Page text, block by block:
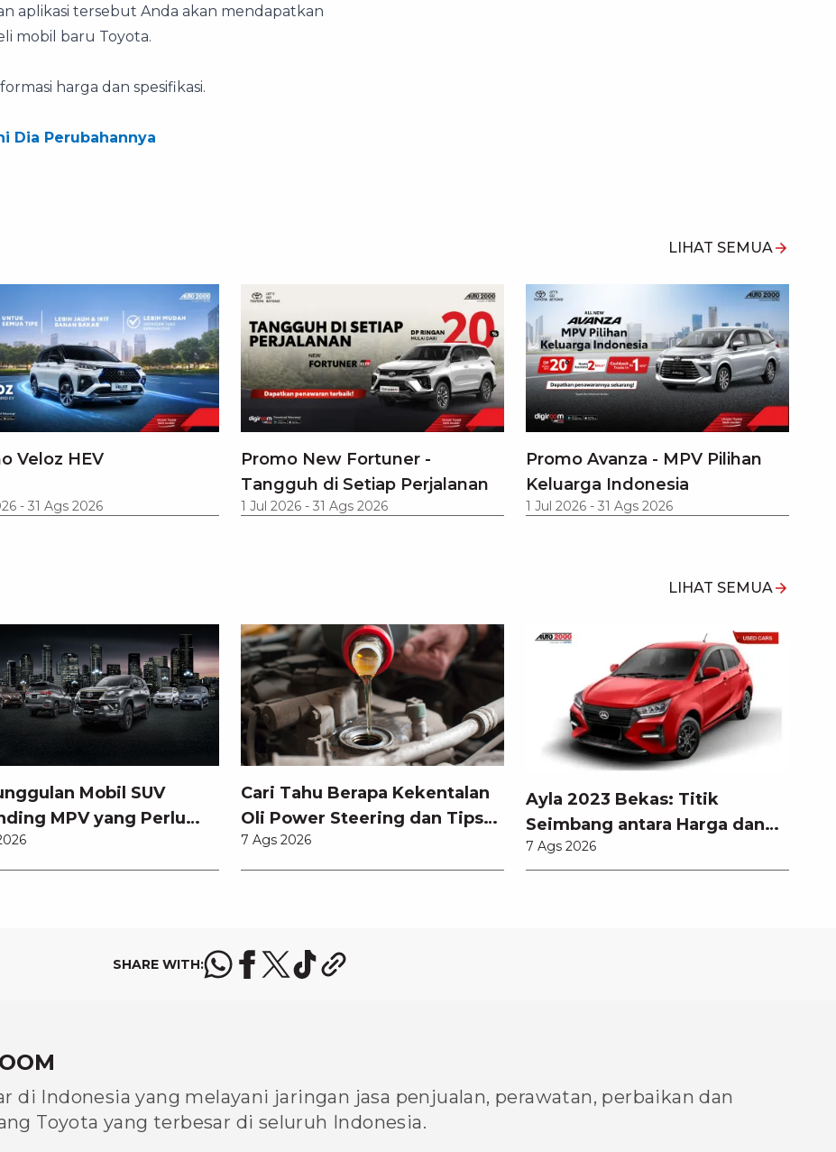
aplikasi tersebut Anda akan mendapatkan
mobil baru Toyota.
harga dan spesifikasi.
Dia Perubahannya
LIHAT SEMUA
Veloz HEV
- 31 Ags 2026
Promo New Fortuner -
Tangguh di Setiap Perjalanan
1 Jul 2026 - 31 Ags 2026
Promo Avanza - MPV Pilihan
Keluarga Indonesia
1 Jul 2026 - 31 Ags 2026
LIHAT SEMUA
Mobil SUV
MPV yang Perlu
Cari Tahu Berapa Kekentalan
Oli Power Steering dan Tips
Memilihnya
7 Ags 2026
Ayla 2023 Bekas: Titik
Seimbang antara Harga dan
Pembaruan Teknologi
7 Ags 2026
SHARE WITH:
di Indonesia yang melayani jaringan jasa penjualan, perawatan, perbaikan dan
Toyota yang terbesar di seluruh Indonesia.